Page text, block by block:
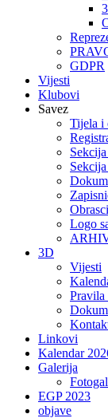
GDPR
Vijesti
Klubovi
Savez
Tijela i
Obrasci
Logo
3D
Vijesti
Pravila
Linkovi
Kalendar
Galerija
EGP 2023
objave